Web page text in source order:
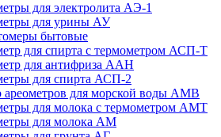
для электролита АЭ-1
для урины АУ
бытовые
для спирта с термометром АСП-Т
для антифриза ААН
для спирта АСП-2
ареометров для морской воды АМВ
для молока с термометром АМТ
для молока АМ